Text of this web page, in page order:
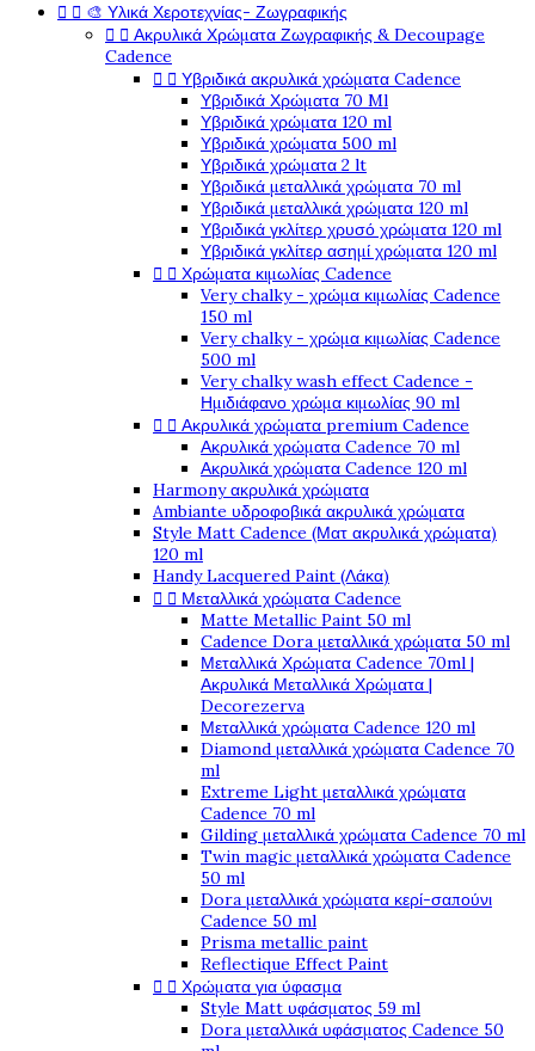
  🎨 Υλικά Χεροτεχνίας- Ζωγραφικής
  Ακρυλικά Χρώματα Ζωγραφικής & Decoupage
Cadence
  Υβριδικά ακρυλικά χρώματα Cadence
Υβριδικά Χρώματα 70 Ml
Υβριδικά χρώματα 120 ml
Υβριδικά χρώματα 500 ml
Υβριδικά χρώματα 2 lt
Υβριδικά μεταλλικά χρώματα 70 ml
Υβριδικά μεταλλικά χρώματα 120 ml
Υβριδικά γκλίτερ χρυσό χρώματα 120 ml
Υβριδικά γκλίτερ ασημί χρώματα 120 ml
  Χρώματα κιμωλίας Cadence
Very chalky - χρώμα κιμωλίας Cadence
150 ml
Very chalky - χρώμα κιμωλίας Cadence
500 ml
Very chalky wash effect Cadence -
Ημιδιάφανο χρώμα κιμωλίας 90 ml
  Ακρυλικά χρώματα premium Cadence
Ακρυλικά χρώματα Cadence 70 ml
Ακρυλικά χρώματα Cadence 120 ml
Harmony ακρυλικά χρώματα
Ambiante υδροφοβικά ακρυλικά χρώματα
Style Matt Cadence (Ματ ακρυλικά χρώματα)
120 ml
Handy Lacquered Paint (Λάκα)
  Μεταλλικά χρώματα Cadence
Matte Metallic Paint 50 ml
Cadence Dora μεταλλικά χρώματα 50 ml
Μεταλλικά Χρώματα Cadence 70ml |
Ακρυλικά Μεταλλικά Χρώματα |
Decorezerva
Μεταλλικά χρώματα Cadence 120 ml
Diamond μεταλλικά χρώματα Cadence 70
ml
Extreme Light μεταλλικά χρώματα
Cadence 70 ml
Gilding μεταλλικά χρώματα Cadence 70 ml
Twin magic μεταλλικά χρώματα Cadence
50 ml
Dora μεταλλικά χρώματα κερί-σαπούνι
Cadence 50 ml
Prisma metallic paint
Reflectique Effect Paint
  Χρώματα για ύφασμα
Style Matt υφάσματος 59 ml
Dora μεταλλικά υφάσματος Cadence 50